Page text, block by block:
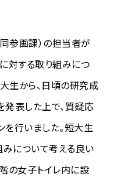
参画課）の担当者が
対する取り組みにつ
生から、日頃の研究成
発表した上で、質疑応
を行いました。短大生
みについて考える良い
の女子トイレ内に設